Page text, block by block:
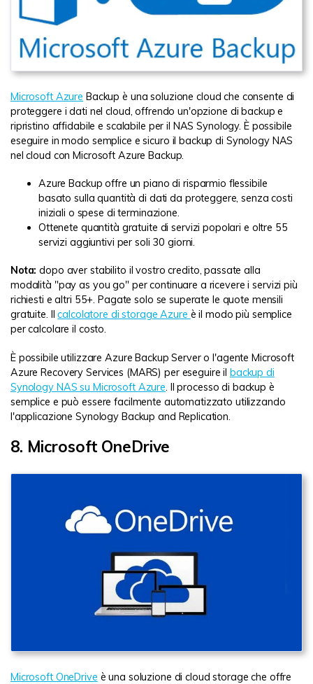
Microsoft Azure Backup è una soluzione cloud che consente di
proteggere i dati nel cloud, offrendo un'opzione di backup e
ripristino affidabile e scalabile per il NAS Synology. È possibile
eseguire in modo semplice e sicuro il backup di Synology NAS
nel cloud con Microsoft Azure Backup.
Azure Backup offre un piano di risparmio flessibile
basato sulla quantità di dati da proteggere, senza costi
iniziali o spese di terminazione.
Ottenete quantità gratuite di servizi popolari e oltre 55
servizi aggiuntivi per soli 30 giorni.
Nota: dopo aver stabilito il vostro credito, passate alla
modalità "pay as you go" per continuare a ricevere i servizi più
richiesti e altri 55+. Pagate solo se superate le quote mensili
gratuite. Ilcalcolatore di storage Azure è il modo più semplice
per calcolare il costo.
È possibile utilizzare Azure Backup Server o l'agente Microsoft
Azure Recovery Services (MARS) per eseguire il backup di
Synology NAS su Microsoft Azure . Il processo di backup è
semplice e può essere facilmente automatizzato utilizzando
l'applicazione Synology Backup and Replication.
8. Microsoft OneDrive
Microsoft OneDrive è una soluzione di cloud storage che offre